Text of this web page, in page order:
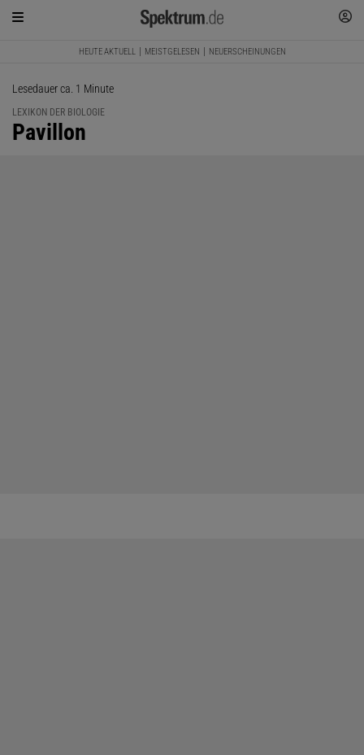
HEUTE AKTUELL MEISTGELESEN NEUERSCHEINUNGEN
Lesedauer ca. 1 Minute
LEXIKON DER BIOLOGIE
:
Pavillon